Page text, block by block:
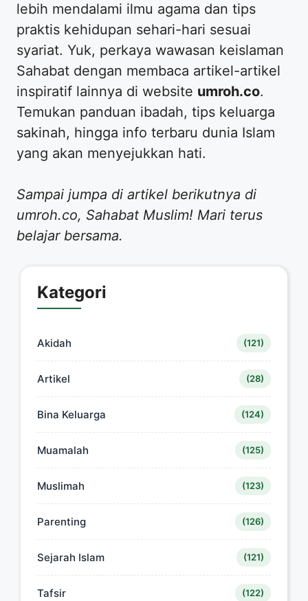
lebih mendalami ilmu agama dan tips
praktis kehidupan sehari-hari sesuai
syariat. Yuk, perkaya wawasan keislaman
Sahabat dengan membaca artikel-artikel
inspiratif lainnya di website umroh.co.
Temukan panduan ibadah, tips keluarga
sakinah, hingga info terbaru dunia Islam
yang akan menyejukkan hati.
Sampai jumpa di artikel berikutnya di
umroh.co, Sahabat Muslim! Mari terus
belajar bersama.
Kategori
Akidah (121)
Artikel (28)
Bina Keluarga (124)
Muamalah (125)
Muslimah (123)
Parenting (126)
Sejarah Islam (121)
Tafsir (122)